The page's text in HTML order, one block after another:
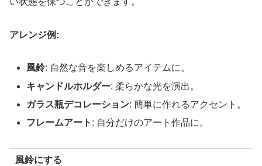
アレンジ例:
風鈴: 自然な音を楽しめるアイテムに。
キャンドルホルダー: 柔らかな光を演出。
ガラス瓶デコレーション: 簡単に作れるアクセント。
フレームアート : 自分だけのアート作品に。
風鈴にする